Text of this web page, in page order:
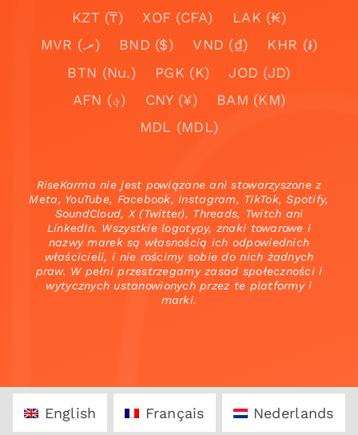
KZT (₸)
XOF (CFA)
LAK (₭)
MVR (.ރ)
BND ($) VND (₫)
KHR (៛)
BTN (Nu.)
PGK (K)
JOD (JD)
AFN (؋)
CNY (¥)
BAM (KM)
MDL (MDL)
RiseKarma nie jest powiązane ani stowarzyszone z
Meta, YouTube, Facebook, Instagram, TikTok, Spotify,
SoundCloud, X (Twitter), Threads, Twitch ani
LinkedIn. Wszystkie logotypy, znaki towarowe i
nazwy marek są własnością ich odpowiednich
właścicieli, i nie rościmy sobie do nich żadnych
praw. W pełni przestrzegamy zasad społeczności i
wytycznych ustanowionych przez te platformy i
marki.
English Français Nederlands